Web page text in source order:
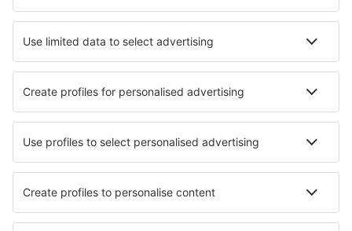
Hotely
Transfery
Sportovní události
Přečtěte si více
Garance nejnižší ceny
Mobilní aplikace
Letecké společnosti
Ryanair
Wizz Air